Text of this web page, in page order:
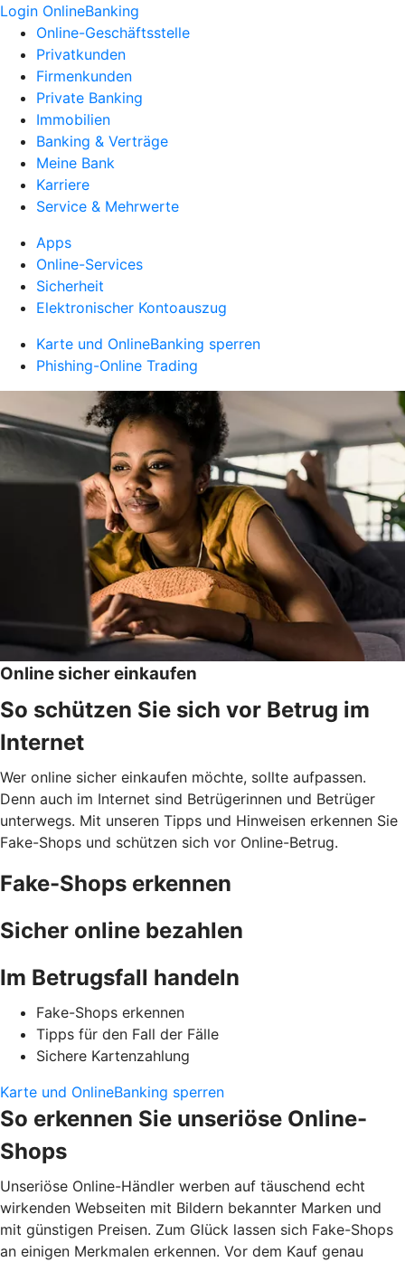
Login OnlineBanking
Online-Geschäftsstelle
Privatkunden
Firmenkunden
Private Banking
Immobilien
Banking & Verträge
Meine Bank
Karriere
Service & Mehrwerte
Apps
Online-Services
Sicherheit
Elektronischer Kontoauszug
Karte und OnlineBanking sperren
Phishing-Online Trading
Online sicher einkaufen
So schützen Sie sich vor Betrug im
Internet
Wer online sicher einkaufen möchte, sollte aufpassen.
Denn auch im Internet sind Betrügerinnen und Betrüger
unterwegs. Mit unseren Tipps und Hinweisen erkennen Sie
Fake-Shops und schützen sich vor Online-Betrug.
Fake-Shops erkennen
Sicher online bezahlen
Im Betrugsfall handeln
Fake-Shops erkennen
Tipps für den Fall der Fälle
Sichere Kartenzahlung
Karte und OnlineBanking sperren
So erkennen Sie unseriöse Online-
Shops
Unseriöse Online-Händler werben auf täuschend echt
wirkenden Webseiten mit Bildern bekannter Marken und
mit günstigen Preisen. Zum Glück lassen sich Fake-Shops
an einigen Merkmalen erkennen. Vor dem Kauf genau